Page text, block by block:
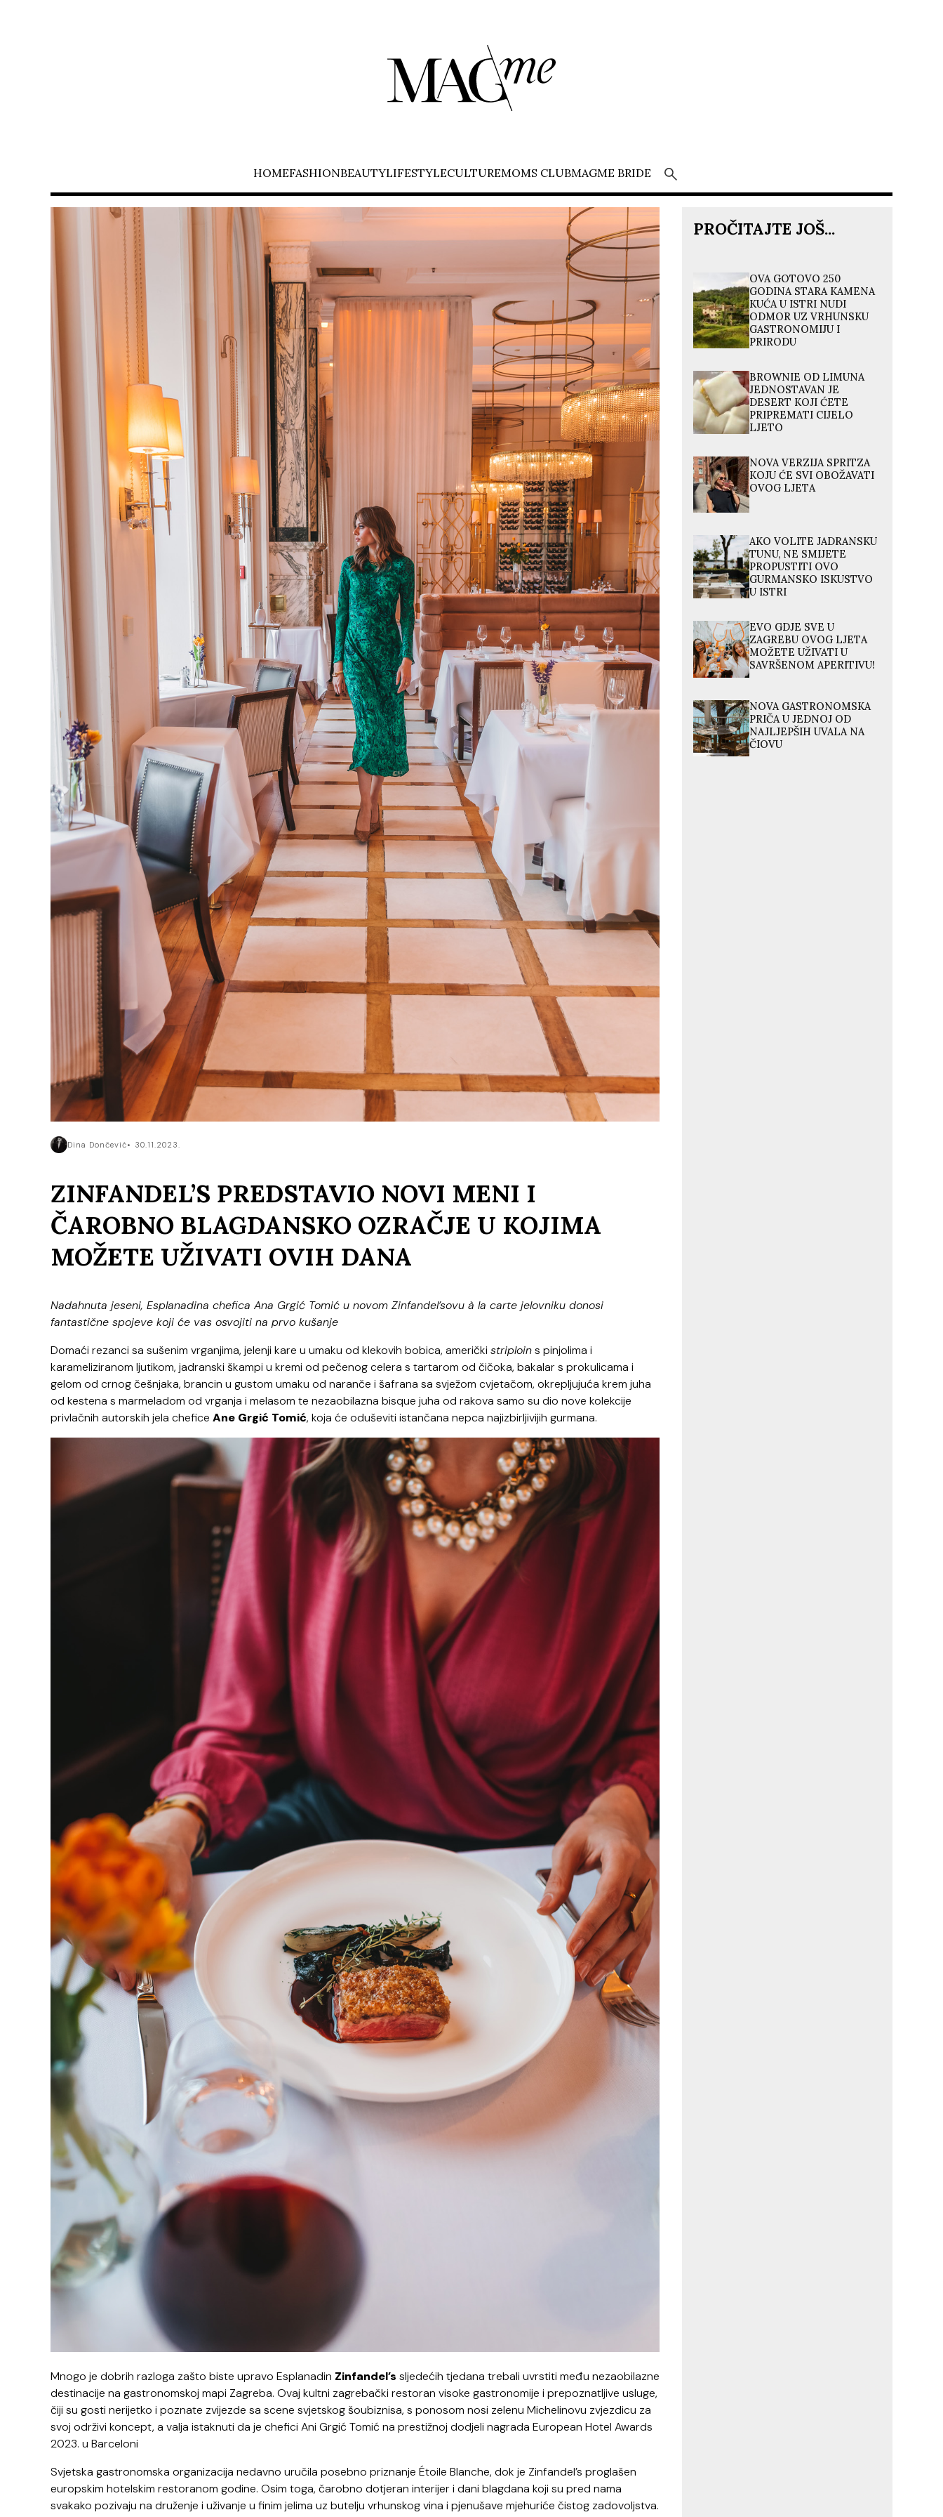
HOMEFASHIONBEAUTYLIFESTYLECULTUREMOMS CLUBMAGME BRIDE
Dina Dončević 30.11.2023.
ZINFANDEL’S PREDSTAVIO NOVI MENI I
ČAROBNO BLAGDANSKO OZRAČJE U KOJIMA
MOŽETE UŽIVATI OVIH DANA
Nadahnuta jeseni, Esplanadina chefica Ana Grgić Tomić u novom Zinfandel’sovu à la carte jelovniku donosi
fantastične spojeve koji će vas osvojiti na prvo kušanje
Domaći rezanci sa sušenim vrganjima, jelenji kare u umaku od klekovih bobica, američki striploins pinjolima i
karameliziranom ljutikom, jadranski škampi u kremi od pečenog celera s tartarom od čičoka, bakalar s prokulicama i
gelom od crnog češnjaka, brancin u gustom umaku od naranče i šafrana sa svježom cvjetačom, okrepljujuća krem juha
od kestena s marmeladom od vrganja i melasom te nezaobilazna bisque juha od rakova samo su dio nove kolekcije
privlačnih autorskih jela chefice Ane Grgić Tomić, koja će oduševiti istančana nepca najizbirljivijih gurmana.
Mnogo je dobrih razloga zašto biste upravo Esplanadin Zinfandel’s sljedećih tjedana trebali uvrstiti među nezaobilazne
destinacije na gastronomskoj mapi Zagreba. Ovaj kultni zagrebački restoran visoke gastronomije i prepoznatljive usluge,
čiji su gosti nerijetko i poznate zvijezde sa scene svjetskog šoubiznisa, s ponosom nosi zelenu Michelinovu zvjezdicu za
svoj održivi koncept, a valja istaknuti da je chefici Ani Grgić Tomić na prestižnoj dodjeli nagrada European Hotel Awards
2023. u Barceloni
Svjetska gastronomska organizacija nedavno uručila posebno priznanje Étoile Blanche, dok je Zinfandel’s proglašen
europskim hotelskim restoranom godine. Osim toga, čarobno dotjeran interijer i dani blagdana koji su pred nama
svakako pozivaju na druženje i uživanje u finim jelima uz butelju vrhunskog vina i pjenušave mjehuriće čistog zadovoljstva.
PROČITAJTE JOŠ...
OVA GOTOVO 250
GODINA STARA KAMENA
KUĆA U ISTRI NUDI
ODMOR UZ VRHUNSKU
GASTRONOMIJU I
PRIRODU
BROWNIE OD LIMUNA
JEDNOSTAVAN JE
DESERT KOJI ĆETE
PRIPREMATI CIJELO
LJETO
NOVA VERZIJA SPRITZA
KOJU ĆE SVI OBOŽAVATI
OVOG LJETA
AKO VOLITE JADRANSKU
TUNU, NE SMIJETE
PROPUSTITI OVO
GURMANSKO ISKUSTVO
U ISTRI
EVO GDJE SVE U
ZAGREBU OVOG LJETA
MOŽETE UŽIVATI U
SAVRŠENOM APERITIVU!
NOVA GASTRONOMSKA
PRIČA U JEDNOJ OD
NAJLJEPŠIH UVALA NA
ČIOVU